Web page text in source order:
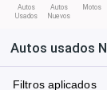
Autos
Usados
Autos
Nuevos
Motos
Autos usados
Filtros aplicados